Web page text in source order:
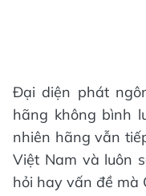
Đại diện phát
hãng không bình
nhiên hãng vẫn
Việt Nam và luôn
hỏi hay vấn đề mà